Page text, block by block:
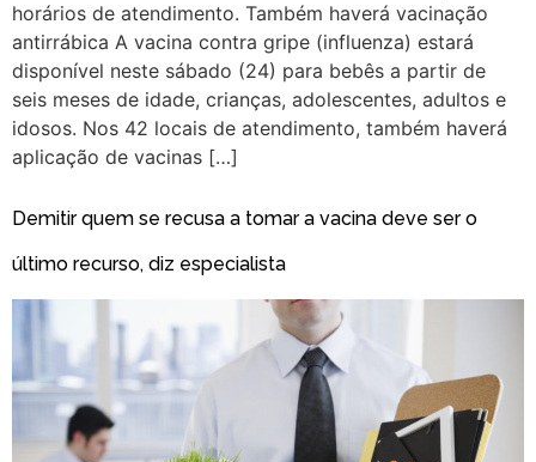
horários de atendimento. Também haverá vacinação
antirrábica A vacina contra gripe (influenza) estará
disponível neste sábado (24) para bebês a partir de
seis meses de idade, crianças, adolescentes, adultos e
idosos. Nos 42 locais de atendimento, também haverá
aplicação de vacinas […]
Demitir quem se recusa a tomar a vacina deve ser o
último recurso, diz especialista